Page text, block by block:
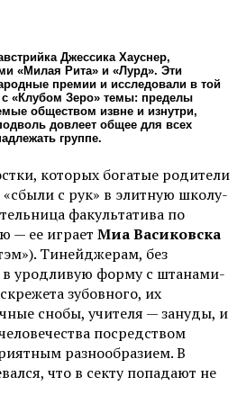
Джессика Хауснер,
«Милая Рита» и «Лурд». Эти
премии и исследовали в той
«Клубом Зеро» темы: пределы
обществом извне и изнутри,
довлеет общее для всех
группе.
которых богатые родители
с рук» в элитную школу-
факультатива по
— ее играет Миа Васиковска
Тинейджерам, без
уродливую форму с штанами-
зубовного, их
снобы, учителя — зануды, и
посредством
разнообразием. В
что в секту попадают не